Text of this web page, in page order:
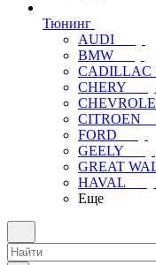
Тюнинг
AUDI
BMW
CADILLAC
CHERY
CITROEN
FORD
GEELY
GREAT
HAVAL
Еще